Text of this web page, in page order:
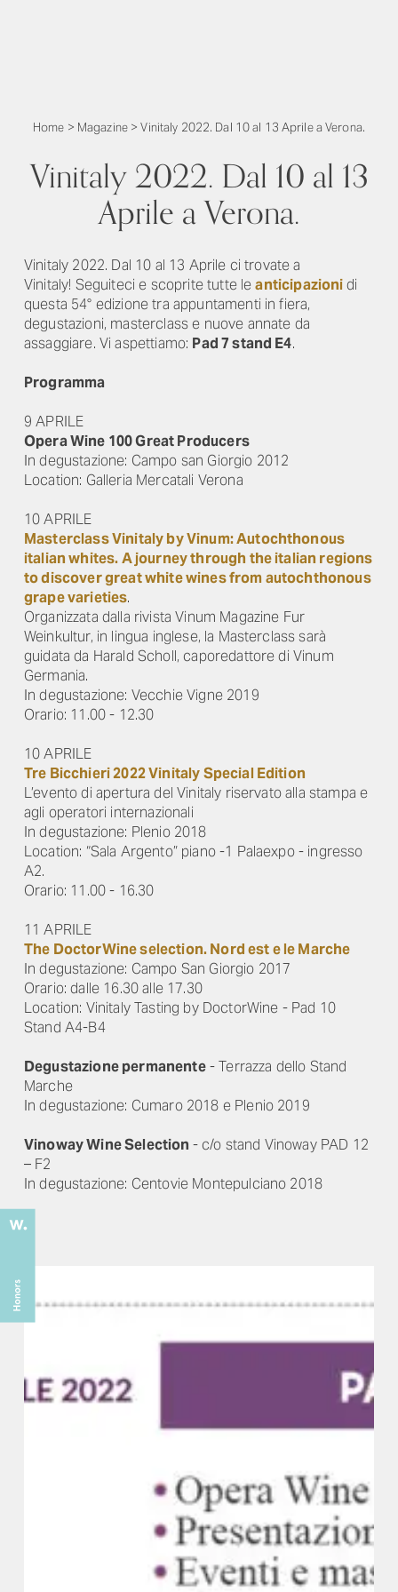
Home > Magazine>Vinitaly 2022. Dal 10 al 13 Aprile a Verona.
Vinitaly 2022. Dal 10 al 13
Aprile a Verona.
Vinitaly 2022. Dal 10 al 13 Aprile ci trovate a
Vinitaly! Seguiteci e scoprite tutte leanticipazionidi
questa 54° edizione tra appuntamenti in fiera,
degustazioni, masterclass e nuove annate da
assaggiare. Vi aspettiamo: Pad 7 stand E4.
Programma
9 APRILE
Opera Wine 100 Great Producers
In degustazione: Campo san Giorgio 2012
Location: Galleria Mercatali Verona
10 APRILE
Masterclass Vinitaly by Vinum: Autochthonous
italian whites. A journey through the italian regions
to discover great white wines from autochthonous
grape varieties.
Organizzata dalla rivista Vinum Magazine Fur
Weinkultur, in lingua inglese, la Masterclass sarà
guidata da Harald Scholl, caporedattore di Vinum
Germania.
In degustazione: Vecchie Vigne 2019
Orario: 11.00 - 12.30
10 APRILE
Tre Bicchieri 2022 Vinitaly Special Edition
L’evento di apertura del Vinitaly riservato alla stampa e
agli operatori internazionali
In degustazione: Plenio 2018
Location: “Sala Argento” piano -1 Palaexpo - ingresso
A2.
Orario: 11.00 - 16.30
11 APRILE
The DoctorWine selection. Nord est e le Marche
In degustazione: Campo San Giorgio 2017
Orario: dalle 16.30 alle 17.30
Location: Vinitaly Tasting by DoctorWine - Pad 10
Stand A4-B4
Degustazione permanente- Terrazza dello Stand
Marche
In degustazione: Cumaro 2018 e Plenio 2019
Vinoway Wine Selection - c/o stand Vinoway PAD 12
– F2
In degustazione: Centovie Montepulciano 2018